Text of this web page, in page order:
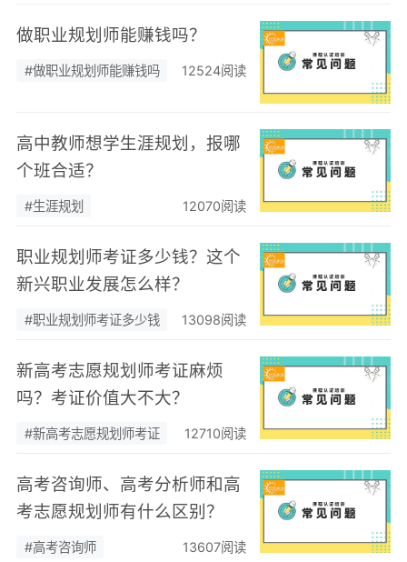
做职业规划师能赚钱吗？
#做职业规划师能赚钱吗 12524阅读
高中教师想学生涯规划，报哪
个班合适？
#生涯规划 12070阅读
职业规划师考证多少钱？这个
新兴职业发展怎么样？
#职业规划师考证多少钱 13098阅读
新高考志愿规划师考证麻烦
吗？考证价值大不大？
#新高考志愿规划师考证 12710阅读
高考咨询师、高考分析师和高
考志愿规划师有什么区别？
#高考咨询师 13607阅读